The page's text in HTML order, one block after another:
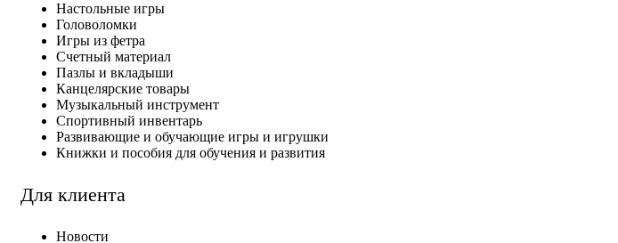
Настольные игры
Головоломки
Игры из фетра
Счетный материал
Пазлы и вкладыши
Канцелярские товары
Музыкальный инструмент
Спортивный инвентарь
Развивающие и обучающие игры и игрушки
Книжки и пособия для обучения и развития
Для клиента
Новости